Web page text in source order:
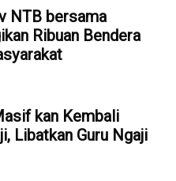
NTB bersama
Ribuan Bendera
kan Kembali
Libatkan Guru Ngaji